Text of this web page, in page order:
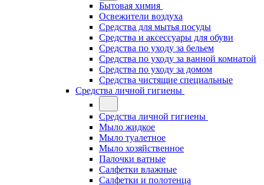
Бытовая химия
Освежители воздуха
Средства для мытья посуды
Средства и аксессуары для обуви
Средства по уходу за бельем
Средства по уходу за ванной комнатой
Средства по уходу за домом
Средства чистящие специальные
Средства личной гигиены
Средства личной гигиены
Мыло жидкое
Мыло туалетное
Мыло хозяйственное
Палочки ватные
Салфетки влажные
Салфетки и полотенца